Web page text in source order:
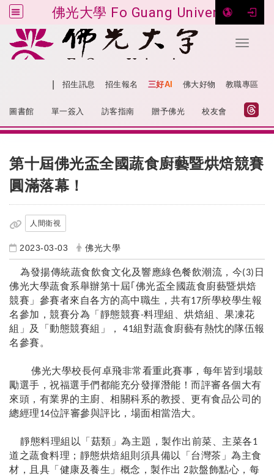
佛光大學 Fo Guang University
Toggle
跳到主要內容
招生訊息 招生報名 三好AI 佛大好物 教職專區
圖書館 單一簽入 訪客指南 贈予佛光 校友會
第十屆佛光盃全國蔬食廚藝暨烘焙競賽
圓滿落幕！
人間衛視
2023-03-03 佛光大學
為發揚傳統蔬食飲食文化及響應綠色餐飲潮流， 今(3) 日
佛光大學蔬食系舉辦第十屆｢佛光盃全國蔬食廚藝暨烘焙
競賽」參賽者來自各方的高中職生，共有17所學校學生報
名參加，競賽分為「靜態競賽-料理組、烘焙組、果凍花
組」及「動態競賽組」，
41組對蔬食廚藝有熱忱的隊伍報
名參賽。
佛光大學校長何卓飛非常看重此賽事，每年皆到場鼓
勵選手，祝福選手們都能充分發揮潛能！而評審各個大有
來頭，有業界的主廚、相關科系的教授、更有食品公司的
總經理14位評審參與評比，場面相當浩大。
靜態料理組以「菇類」為主題，製作出前菜、主菜各1
道之蔬食料理；靜態烘焙組則須具備以「台灣茶」為主食
材，且具「健康及養生」概念， 製作出 2款盤飾點心，每